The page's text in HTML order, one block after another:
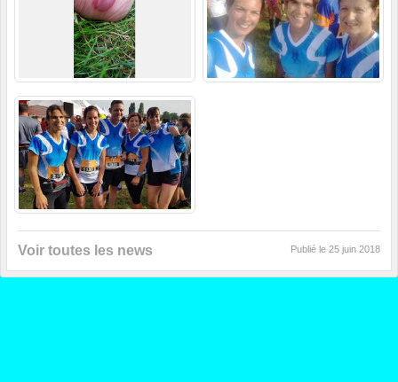
Voir toutes les news Publié le 25 juin 2018